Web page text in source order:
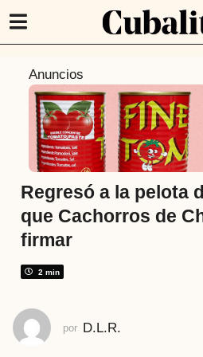
s
t
r
á
1
2
m
Anuncios
Regresó a la pelota
que Cachorros de
firmar
2 min
por D.L.R.